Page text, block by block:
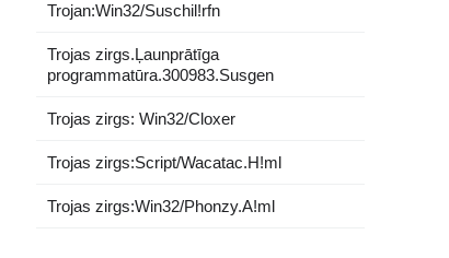
Trojan:Win32/Suschil!rfn
Trojas zirgs.Ļaunprātīga
programmatūra.300983.Susgen
Trojas zirgs: Win32/Cloxer
Trojas zirgs:Script/Wacatac.H!ml
Trojas zirgs:Win32/Phonzy.A!ml